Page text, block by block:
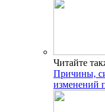
Читайте
Причины,
изменений